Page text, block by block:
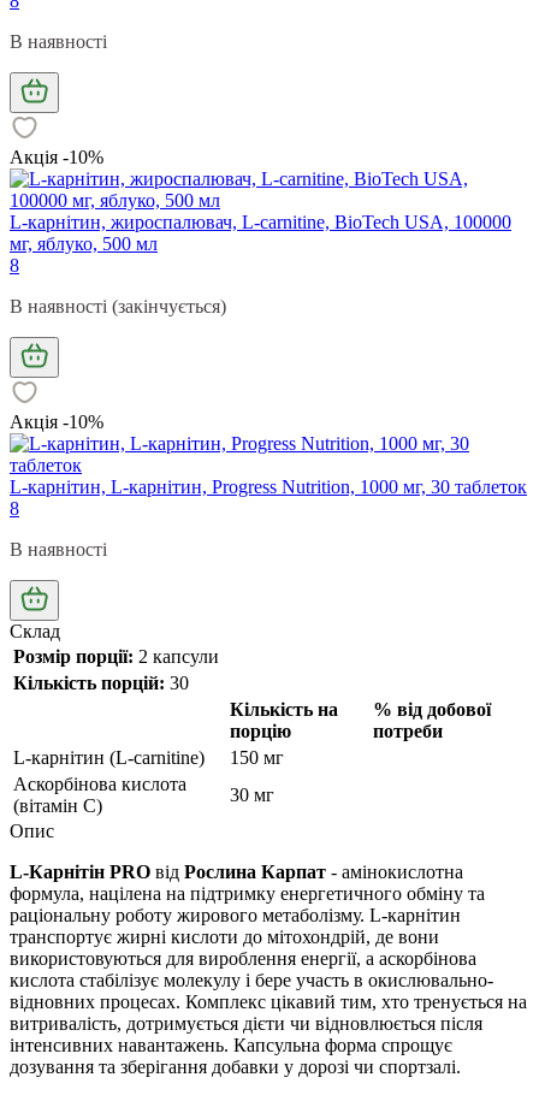
В наявності
Акція -10%
L-карнітин, жироспалювач, L-carnitine, BioTech USA, 100000
мг, яблуко, 500 мл
8
В наявності (закінчується)
Акція -10%
L-карнітин, L-карнітин, Progress Nutrition, 1000 мг, 30 таблеток
8
В наявності
Склад
Розмір порції: 2 капсули
Кількість порцій: 30
Кількість на
порцію
% від добової
потреби
L-карнітин (L-carnitine)
150 мг
Аскорбінова кислота
(вітамін C)
30 мг
Опис
L-Карнітін PRO від Рослина Карпат - амінокислотна
формула, націлена на підтримку енергетичного обміну та
раціональну роботу жирового метаболізму. L-карнітин
транспортує жирні кислоти до мітохондрій, де вони
використовуються для вироблення енергії, а аскорбінова
кислота стабілізує молекулу і бере участь в окислювально-
відновних процесах. Комплекс цікавий тим, хто тренується на
витривалість, дотримується дієти чи відновлюється після
інтенсивних навантажень. Капсульна форма спрощує
дозування та зберігання добавки у дорозі чи спортзалі.